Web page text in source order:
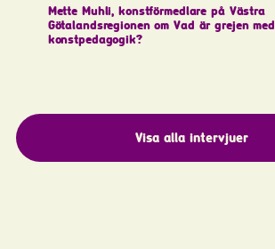
Mette Muhli, konstförmedlare på Västra
Götalandsregionen om Vad är grejen med
konstpedagogik?
Visa alla intervjuer